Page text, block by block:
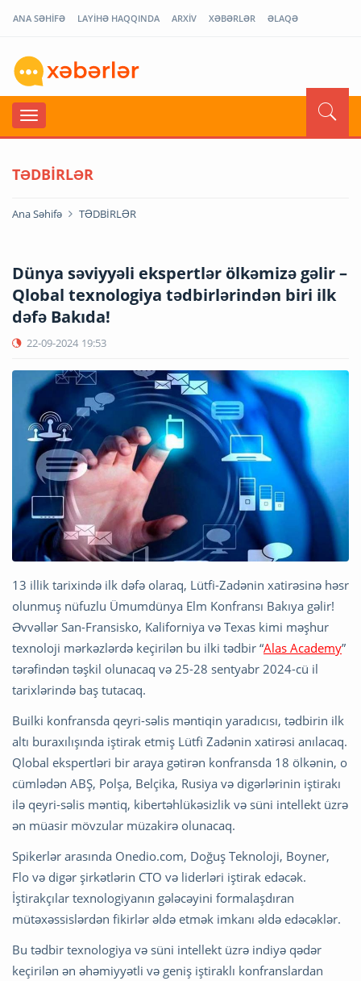
ANA SƏHİFƏ LAYİHƏ HAQQINDA ARXİV XƏBƏRLƏR ƏLAQƏ
TƏDBİRLƏR
Ana Səhifə TƏDBİRLƏR
Dünya səviyyəli ekspertlər ölkəmizə gəlir –
Qlobal texnologiya tədbirlərindən biri ilk
dəfə Bakıda!
22-09-2024 19:53
13 illik tarixində ilk dəfə olaraq, Lütfi-Zadənin xatirəsinə həsr
olunmuş nüfuzlu Ümumdünya Elm Konfransı Bakıya gəlir!
Əvvəllər San-Fransisko, Kaliforniya və Texas kimi məşhur
texnoloji mərkəzlərdə keçirilən bu ilki tədbir “Alas Academy”
tərəfindən təşkil olunacaq və 25-28 sentyabr 2024-cü il
tarixlərində baş tutacaq.
Builki konfransda qeyri-səlis məntiqin yaradıcısı, tədbirin ilk
altı buraxılışında iştirak etmiş Lütfi Zadənin xatirəsi anılacaq.
Qlobal ekspertləri bir araya gətirən konfransda 18 ölkənin, o
cümlədən ABŞ, Polşa, Belçika, Rusiya və digərlərinin iştirakı
ilə qeyri-səlis məntiq, kibertəhlükəsizlik və süni intellekt üzrə
ən müasir mövzular müzakirə olunacaq.
Spikerlər arasında Onedio.com, Doğuş Teknoloji, Boyner,
Flo və digər şirkətlərin CTO və liderləri iştirak edəcək.
İştirakçılar texnologiyanın gələcəyini formalaşdıran
mütəxəssislərdən fikirlər əldə etmək imkanı əldə edəcəklər.
Bu tədbir texnologiya və süni intellekt üzrə indiyə qədər
keçirilən ən əhəmiyyətli və geniş iştiraklı konfranslardan